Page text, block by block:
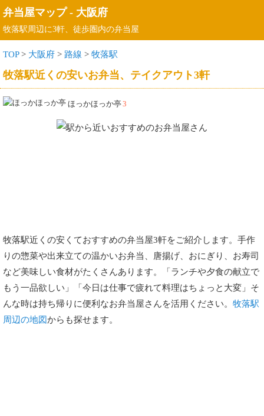
弁当屋マップ- 大阪府
牧落駅周辺に3軒、徒歩圏内の弁当屋
TOP> 大阪府 > 路線 > 牧落駅
牧落駅近くの安いお弁当、テイクアウト3軒
ほっかほっか亭3
牧落駅近くの安くておすすめの弁当屋3軒をご紹介します。手作
りの惣菜や出来立ての温かいお弁当、唐揚げ、おにぎり、お寿司
など美味しい食材がたくさんあります。「ランチや夕食の献立で
もう一品欲しい」「今日は仕事で疲れて料理はちょっと大変」そ
んな時は持ち帰りに便利なお弁当屋さんを活用ください。 牧落駅
周辺の地図からも探せます。